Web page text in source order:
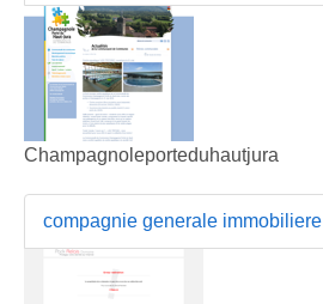
Champagnoleporteduhautjura
compagnie generale immobiliere